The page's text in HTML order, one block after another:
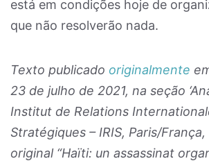
está em condições hoje de
que não resolverão nada.
Texto publicado originalmente
23 de julho de 2021, na seção
Institut de Relations
Stratégiques – IRIS, Paris/
original “Haïti: un assassinat